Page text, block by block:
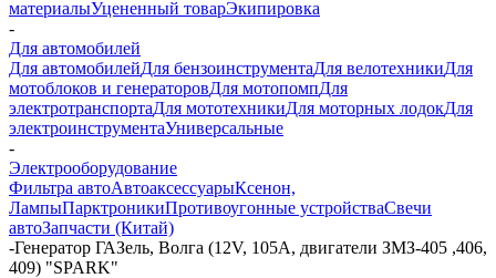
материалыУцененный товарЭкипировка
-
Для автомобилей
Для автомобилейДля бензоинструментаДля велотехникиДля
мотоблоков и генераторовДля мотопомпДля
электротранспортаДля мототехникиДля моторных лодокДля
электроинструментаУниверсальные
-
Электрооборудование
Фильтра автоАвтоаксессуарыКсенон,
ЛампыПарктроникиПротивоугонные устройстваСвечи
автоЗапчасти (Китай)
-Генератор ГАЗель, Волга (12V, 105A, двигатели ЗМЗ-405 ,406,
409) "SPARK"